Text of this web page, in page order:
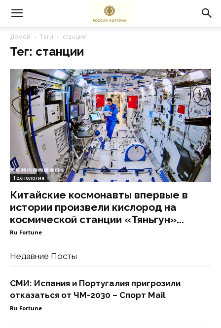
Домой Теги станции
Тег: станции
Технология
Китайские космонавты впервые в
истории произвели кислород на
космической станции «Тяньгун»...
Ru Fortune
Недавние Посты
СМИ: Испания и Португалия пригрозили
отказаться от ЧМ-2030 – Спорт Mail
Ru Fortune